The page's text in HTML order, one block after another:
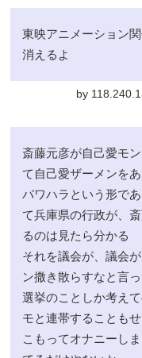
東映アニメーション
消えるよ
by
斎藤元彦が自己愛モ
て自己愛ザーメンを
パワハラという形で
て兵庫県の行政が、
るのは見たら分かる
それを議会が、議会
ン撒き散らすなと言
選挙のことしか考え
モと連帯することも
こもってオナニーし